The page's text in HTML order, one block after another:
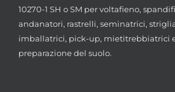
10270-1 SH o SM per voltafieno,
andanatori, rastrelli, seminatrici,
imballatrici, pick-up, mietitrebbiatrici
preparazione del suolo.